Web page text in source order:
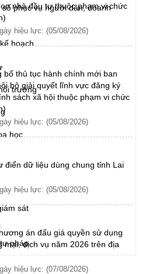
nhà đầu tư thuộc phạm vi chức
hiệu lực: (05/08/2026)
bố thủ tục hành chính mới ban
bộ giải quyết lĩnh vực đăng ký
sách xã hội thuộc phạm vi chức
hiệu lực: (05/08/2026)
điển dữ liệu dùng chung tỉnh Lai
hiệu lực: (05/08/2026)
án đấu giá quyền sử dụng
dịch vụ năm 2026 trên địa
hiệu lực: (07/08/2026)
phục vụ người dân, doanh
hoạch
trường
học
sát
pháp